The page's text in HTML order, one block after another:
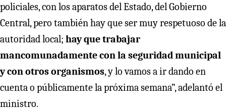
policiales, con los aparatos del Estado, del Gobierno
Central, pero también hay que ser muy respetuoso de la
autoridad local; hay que trabajar
mancomunadamente con la seguridad municipal
y con otros organismos, y lo vamos a ir dando en
cuenta o públicamente la próxima semana”, adelantó el
ministro.